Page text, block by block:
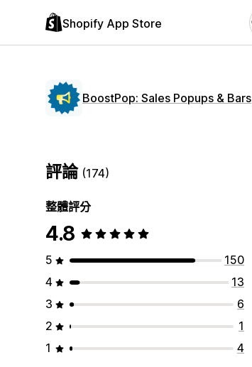
Shopify App Store
BoostPop: Sales Popups & Bars
評論 (174)
整體評分
4.8
5
150
4
13
3
6
2
1
1
4